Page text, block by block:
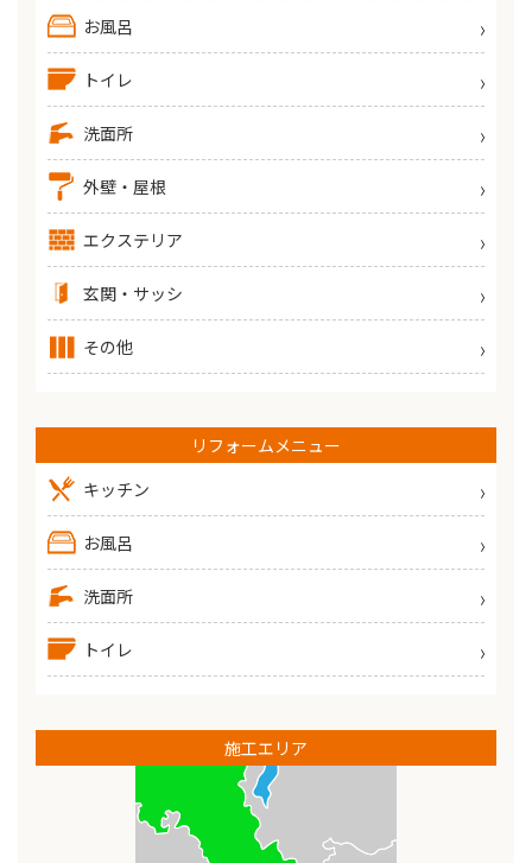
お風呂
トイレ
洗面所
外壁・屋根
エクステリア
玄関・サッシ
その他
リフォームメニュー
キッチン
お風呂
洗面所
トイレ
施工エリア